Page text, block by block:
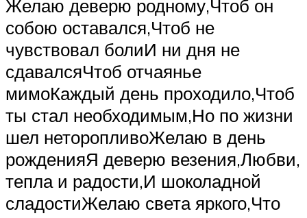
Желаю деверю родному,Чтоб он
собою оставался,Чтоб не
чувствовал болиИ ни дня не
сдавалсяЧтоб отчаянье
мимоКаждый день проходило,Чтоб
ты стал необходимым,Но по жизни
шел неторопливоЖелаю в день
рожденияЯ деверю везения,Любви,
тепла и радости,И шоколадной
сладостиЖелаю света яркого,Что